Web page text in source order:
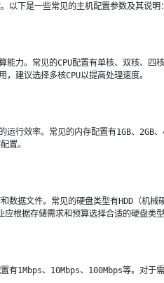
以下是一些常见的主机配置参数及其说明：
能力。常见的CPU配置有单核、双核、四
建议选择多核CPU以提高处理速度。
行效率。常见的内存配置有1GB、2GB、
置。
据文件。常见的硬盘类型有HDD（机械
根据存储需求和预算选择合适的硬盘类型
有1Mbps、10Mbps、100Mbps等。对于